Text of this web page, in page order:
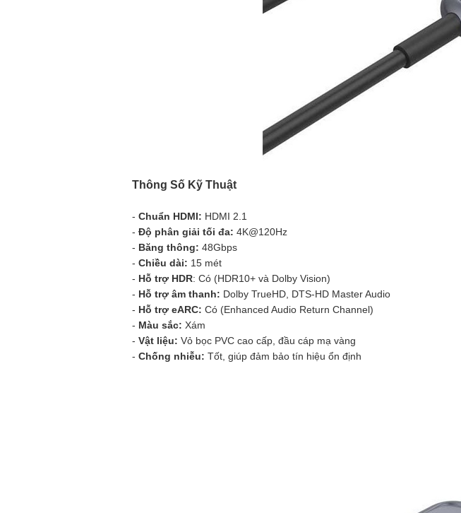
Thông Số Kỹ Thuật
- Chuẩn HDMI: HDMI 2.1
- Độ phân giải tối đa: 4K@120Hz
- Băng thông: 48Gbps
- Chiều dài: 15 mét
- Hỗ trợ HDR: Có (HDR10+ và Dolby Vision)
- Hỗ trợ âm thanh: Dolby TrueHD, DTS-HD Master Audio
- Hỗ trợ eARC: Có (Enhanced Audio Return Channel)
- Màu sắc: Xám
- Vật liệu: Vỏ bọc PVC cao cấp, đầu cáp mạ vàng
- Chống nhiễu: Tốt, giúp đảm bảo tín hiệu ổn định